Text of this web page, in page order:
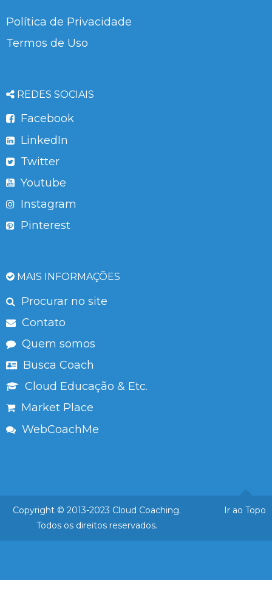
Política de Privacidade
Termos de Uso
REDES SOCIAIS
Facebook
LinkedIn
Twitter
Youtube
Instagram
Pinterest
MAIS INFORMAÇÕES
Procurar no site
Contato
Quem somos
Busca Coach
Cloud Educação & Etc.
Market Place
WebCoachMe
Ir ao Topo
Copyright © 2013-2023 Cloud Coaching.
Todos os direitos reservados.